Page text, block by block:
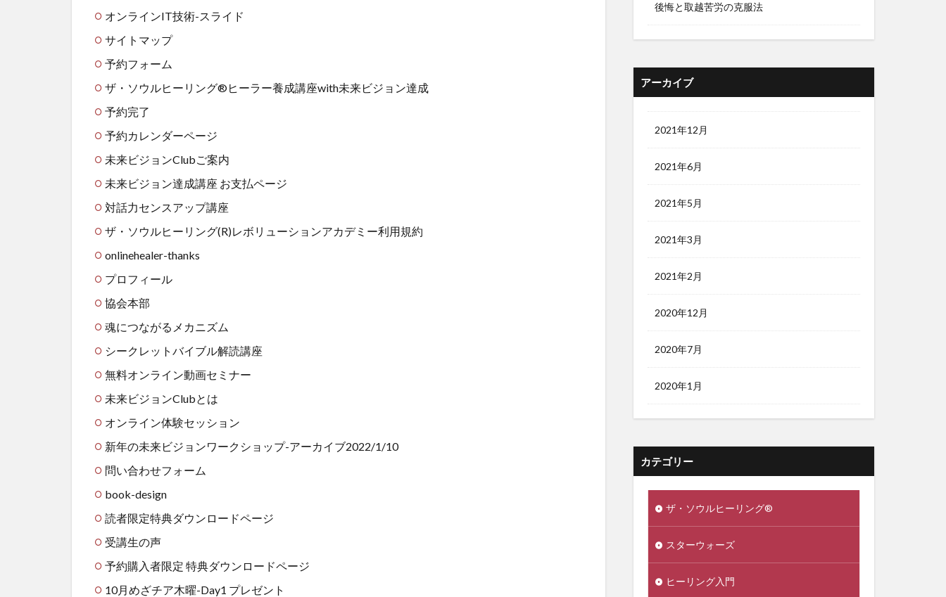
オンラインIT技術-スライド
サイトマップ
予約フォーム
ザ・ソウルヒーリング®️ヒーラー養成講座with未来ビジョン達成
予約完了
予約カレンダーページ
未来ビジョンClubご案内
未来ビジョン達成講座 お支払ページ
対話力センスアップ講座
ザ・ソウルヒーリング(R)レボリューションアカデミー利用規約
onlinehealer-thanks
プロフィール
協会本部
魂につながるメカニズム
シークレットバイブル解読講座
無料オンライン動画セミナー
未来ビジョンClubとは
オンライン体験セッション
新年の未来ビジョンワークショップ-アーカイブ2022/1/10
問い合わせフォーム
book-design
読者限定特典ダウンロードページ
受講生の声
予約購入者限定 特典ダウンロードページ
10月めざチア木曜-Day1 プレゼント
後悔と取越苦労の克服法
アーカイブ
2021年12月
2021年6月
2021年5月
2021年3月
2021年2月
2020年12月
2020年7月
2020年1月
カテゴリー
ザ・ソウルヒーリング®️
スターウォーズ
ヒーリング入門